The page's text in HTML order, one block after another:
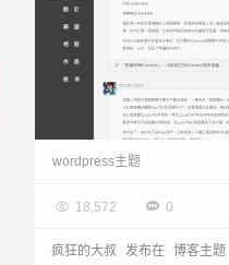
wordpress主题
 18,572  0
疯狂的大叔 发布在 博客主题